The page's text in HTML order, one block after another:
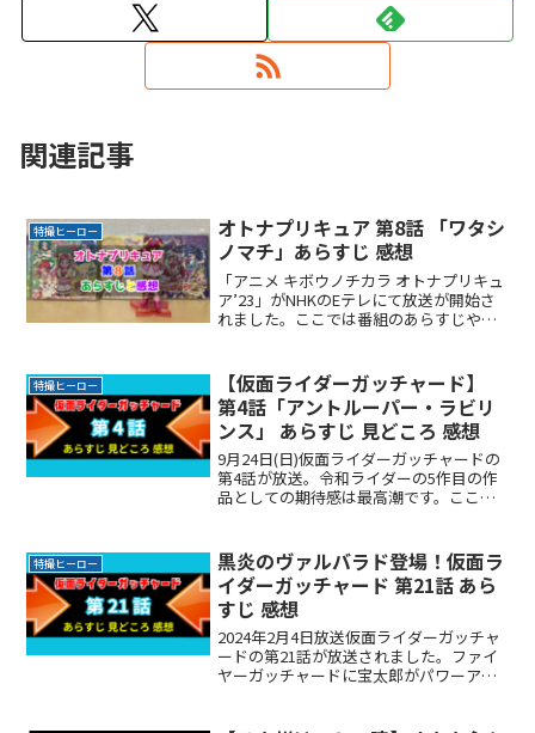
関連記事
特撮ヒーロー
オトナプリキュア 第8話 「ワタシ
ノマチ」あらすじ 感想
「アニメ キボウノチカラ オトナプリキュ
ア’23」がNHKのEテレにて放送が開始さ
れました。ここでは番組のあらすじや感
十数年ぶりに見たプリキュアの感想に興
味が湧きますねReadMore...
特撮ヒーロー
【仮面ライダーガッチャード】
第4話「アントルーパー・ラビリ
ンス」 あらすじ 見どころ 感想
9月24日(日)仮面ライダーガッチャードの
第4話が放送。令和ライダーの5作目の作
品としての期待感は最高潮です。ここで
のか楽しみですね。🦗バッタ‼️#仮面ライ
ダーガッチReadMore...
特撮ヒーロー
黒炎のヴァルバラド登場！仮面ラ
イダーガッチャード 第21話 あら
すじ 感想
2024年2月4日放送仮面ライダーガッチャ
ードの第21話が放送されました。ファイ
ヤーガッチャードに宝太郎がパワーアッ